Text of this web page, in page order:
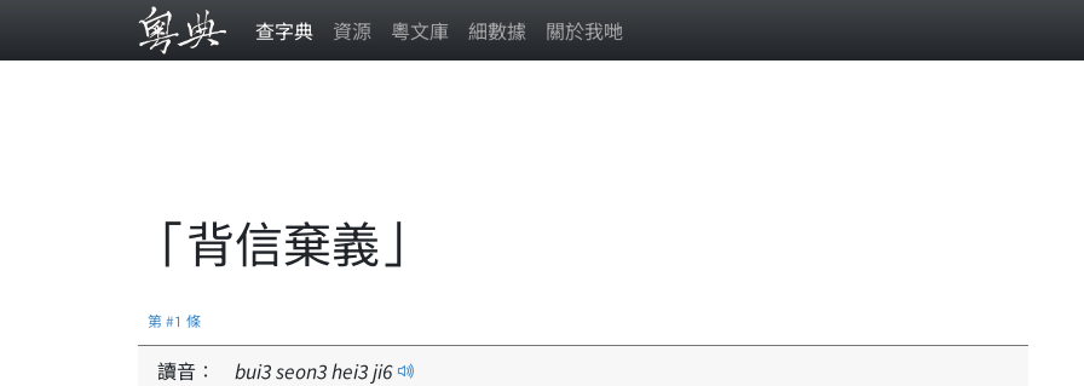
查字典 資源 粵文庫 細數據 關於我哋
「背信棄義」
第 #1 條
讀音： bui3seon3hei3ji6